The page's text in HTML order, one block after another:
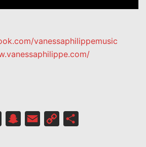
vanessaphilippemusic
FacebookSnapchat
Email
Copy